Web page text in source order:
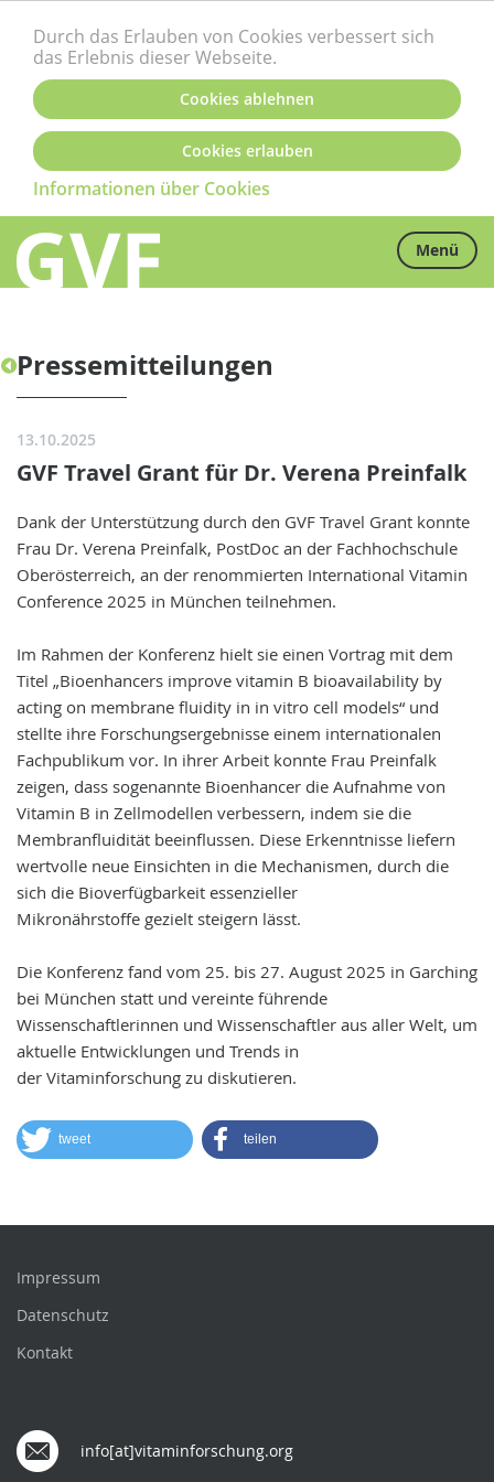
Durch das Erlauben von Cookies verbessert sich
das Erlebnis dieser Webseite.
Cookies ablehnen
Informationen über Cookies
Cookies erlauben
Menü
Pressemitteilungen
13.10.2025
GVF Travel Grant für Dr. Verena Preinfalk
Dank der Unterstützung durch den GVF Travel Grant konnte
Frau Dr. Verena Preinfalk, PostDoc an der Fachhochschule
Oberösterreich, an der renommierten International Vitamin
Conference 2025 in München teilnehmen.
Im Rahmen der Konferenz hielt sie einen Vortrag mit dem
Titel „Bioenhancers improve vitamin B bioavailability by
acting on membrane fluidity in in vitro cell models“ und
stellte ihre Forschungsergebnisse einem internationalen
Fachpublikum vor. In ihrer Arbeit konnte Frau Preinfalk
zeigen, dass sogenannte Bioenhancer die Aufnahme von
Vitamin B in Zellmodellen verbessern, indem sie die
Membranfluidität beeinflussen. Diese Erkenntnisse liefern
wertvolle neue Einsichten in die Mechanismen, durch die
sich die Bioverfügbarkeit essenzieller
Mikronährstoffe gezielt steigern lässt.
Die Konferenz fand vom 25. bis 27. August 2025 in Garching
bei München statt und vereinte führende
Wissenschaftlerinnen und Wissenschaftler aus aller Welt, um
aktuelle Entwicklungen und Trends in
der Vitaminforschung zu diskutieren.
tweet teilen
Impressum
Datenschutz
Kontakt
info[at]vitaminforschung.org